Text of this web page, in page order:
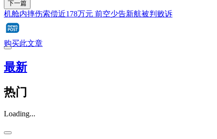
下一篇
机舱内摔伤索偿近178万元 前空少告新航被判败诉
购买此文章
最新
热门
Loading...